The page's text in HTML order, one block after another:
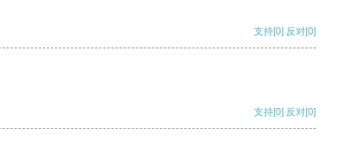
支持[0] 反对[0]
支持[0] 反对[0]